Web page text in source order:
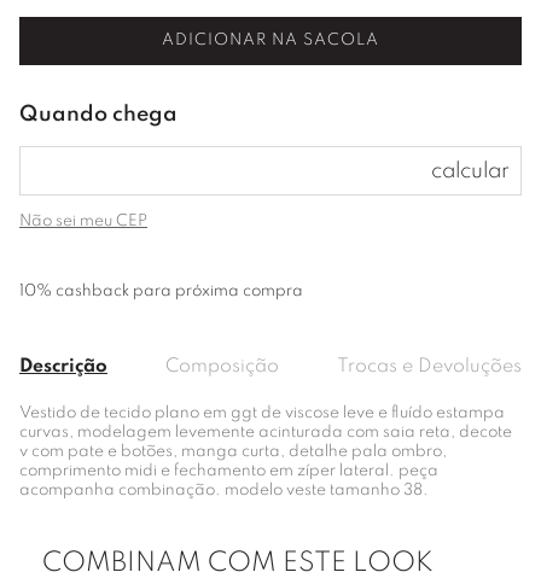
ADICIONAR NA SACOLA
Não sei meu CEP
10% cashback para próxima compra
Descrição Composição Trocas e Devoluções
Vestido de tecido plano em ggt de viscose leve e fluído estampa
curvas, modelagem levemente acinturada com saia reta, decote
v com pate e botões, manga curta, detalhe pala ombro,
comprimento midi e fechamento em zíper lateral. peça
acompanha combinação. modelo veste tamanho 38.
COMBINAM COM ESTE LOOK